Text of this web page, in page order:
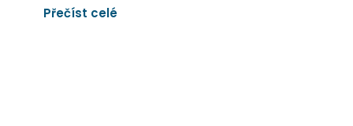
Přečíst celé